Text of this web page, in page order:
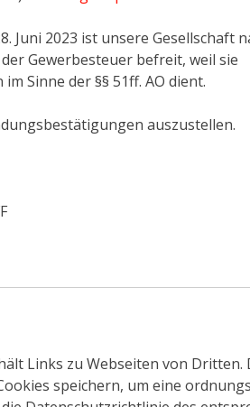
Juni 2023 ist unsere Gesellschaft
Gewerbesteuer befreit, weil sie
Sinne der §§ 51ff. AO dient.
auszustellen.
Links zu Webseiten von Dritten.
speichern, um eine